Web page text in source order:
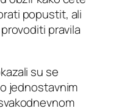
popustit, ali
pravila
su se
jednostavnim